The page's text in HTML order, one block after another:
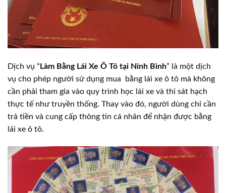
Dịch vụ “ Làm Bằng Lái Xe Ô Tô tại Ninh Bình” là một dịch
vụ cho phép người sử dụng mua bằng lái xe ô tô mà không
cần phải tham gia vào quy trình học lái xe và thi sát hạch
thực tế như truyền thống. Thay vào đó, người dùng chỉ cần
trả tiền và cung cấp thông tin cá nhân để nhận được bằng
lái xe ô tô.